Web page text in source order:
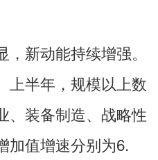
新动能持续增强。
上半年，规模以上数
、装备制造、战略性
加值增速分别为6.